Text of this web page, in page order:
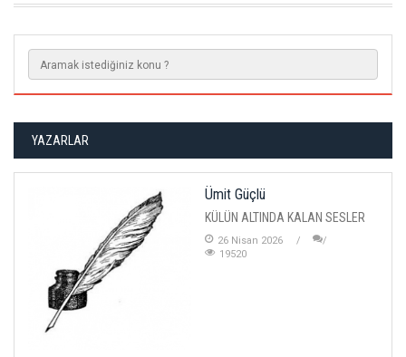
YAZARLAR
Ümit Güçlü
KÜLÜN ALTINDA KALAN SESLER
26 Nisan 2026
19520